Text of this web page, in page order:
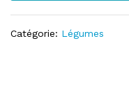
Catégorie: Légumes